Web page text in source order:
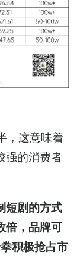
，这意味着
强的消费者
短剧的方式
倍，品牌可
积极抢占市